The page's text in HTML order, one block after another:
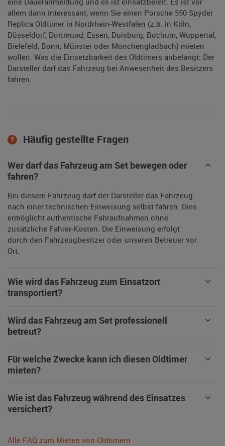
allem dann interessant, wenn Sie einen Porsche 550 Spyder
Replica Oldtimer in Nordrhein-Westfalen (z.b. in Köln,
Düsseldorf, Dortmund, Essen, Duisburg, Bochum, Wuppertal,
Bielefeld, Bonn, Münster oder Mönchengladbach) mieten
wollen. Was die Einsetzbarkeit des Oldtimers anbelangt: Der
Darsteller darf das Fahrzeug bei Anwesenheit des Besitzers
fahren.
Häufig gestellte Fragen
Wer darf das Fahrzeug am Set bewegen oder
fahren?
Bei diesem Fahrzeug darf der Darsteller das Fahrzeug
nach einer technischen Einweisung selbst fahren. Dies
ermöglicht authentische Fahraufnahmen ohne
zusätzliche Fahrer-Kosten. Die Einweisung erfolgt
durch den Fahrzeugbesitzer oder unseren Betreuer vor
Ort.
Wie wird das Fahrzeug zum Einsatzort
transportiert?
Wird das Fahrzeug am Set professionell
betreut?
Für welche Zwecke kann ich diesen Oldtimer
mieten?
Wie ist das Fahrzeug während des Einsatzes
versichert?
Alle FAQ zum Mieten von Oldtimern